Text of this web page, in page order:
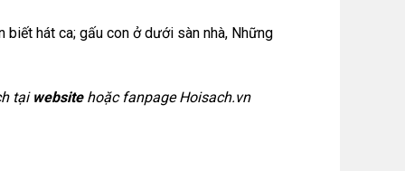
biết hát ca; gấu con ở dưới sàn nhà, Những
tại website hoặc fanpage Hoisach.vn